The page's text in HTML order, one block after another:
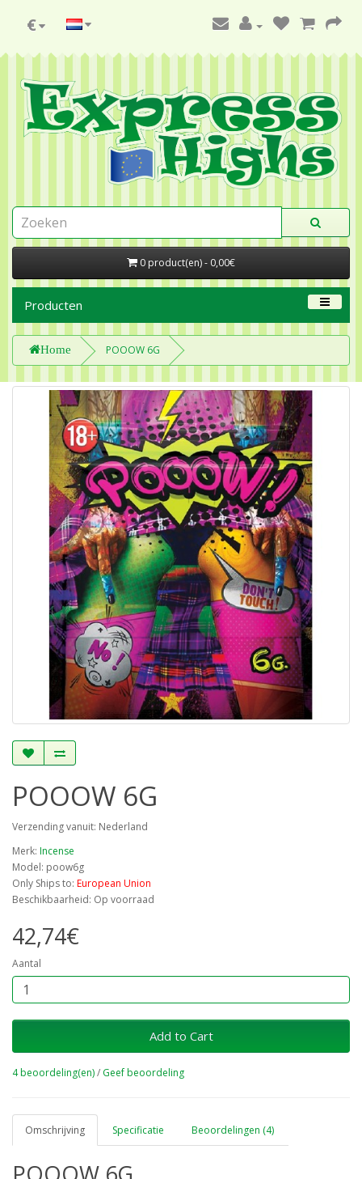
€
0 product(en) - 0,00€
Producten
Home POOOW 6G
POOOW 6G
Verzending vanuit: Nederland
Merk: Incense
Model: poow6g
Only Ships to: European Union
Beschikbaarheid: Op voorraad
42,74€
Aantal
Add to Cart
4 beoordeling(en)/ Geef beoordeling
Omschrijving Specificatie Beoordelingen (4)